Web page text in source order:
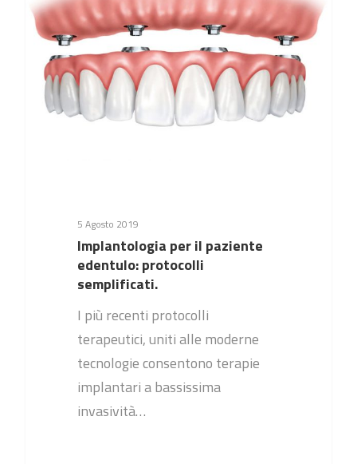
5 Agosto 2019
Implantologia per il paziente
edentulo: protocolli
semplificati.
I più recenti protocolli
terapeutici, uniti alle moderne
tecnologie consentono terapie
implantari a bassissima
invasività…